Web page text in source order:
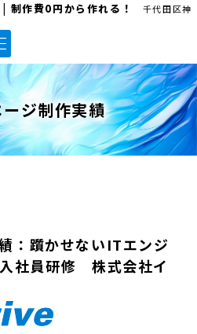
作費0円から作れる！
千代田区神
ジ制作実績
：躓かせないITエンジ
社員研修 株式会社イ